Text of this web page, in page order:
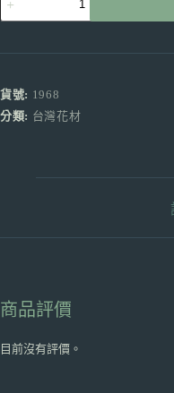
金
色
產
貨號: 1968
分類: 台灣花材
商品評價
目前沒有評價。